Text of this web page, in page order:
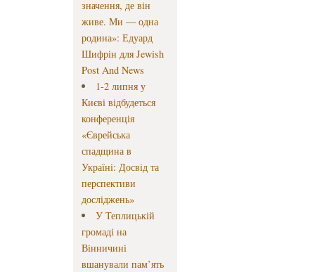
значення, де він
живе. Ми — одна
родина»: Едуард
Шифрін для Jewish
Post And News
1-2 липня у
Києві відбудеться
конференція
«Єврейська
спадщина в
Україні: Досвід та
перспективи
досліджень»
У Теплицькій
громаді на
Вінничині
вшанували пам’ять